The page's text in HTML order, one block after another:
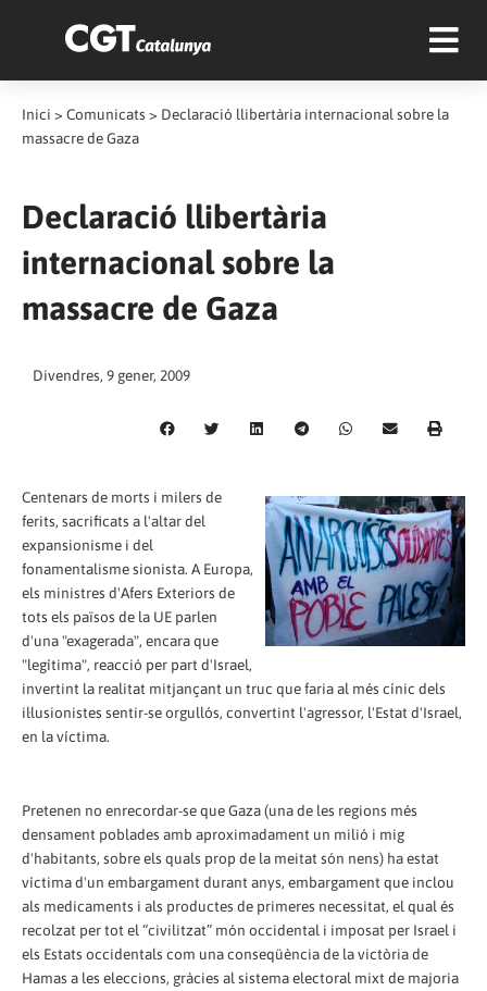
Inici > Comunicats > Declaració llibertària internacional sobre la
massacre de Gaza
Declaració llibertària
internacional sobre la
massacre de Gaza
Divendres, 9 gener, 2009
Centenars de morts i milers de
ferits, sacrificats a l'altar del
expansionisme i del
fonamentalisme sionista. A Europa,
els ministres d'Afers Exteriors de
tots els països de la UE parlen
d'una "exagerada", encara que
"legítima", reacció per part d'Israel,
invertint la realitat mitjançant un truc que faria al més cínic dels
il·lusionistes sentir-se orgullós, convertint l'agressor, l'Estat d'Israel,
en la víctima.
Pretenen no enrecordar-se que Gaza (una de les regions més
densament poblades amb aproximadament un milió i mig
d'habitants, sobre els quals prop de la meitat són nens) ha estat
víctima d'un embargament durant anys, embargament que inclou
als medicaments i als productes de primeres necessitat, el qual és
recolzat per tot el “civilitzat” món occidental i imposat per Israel i
els Estats occidentals com una conseqüència de la victòria de
Hamas a les eleccions, gràcies al sistema electoral mixt de majoria